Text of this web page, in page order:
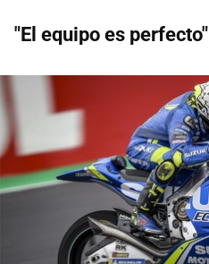
"El equipo es perfecto"